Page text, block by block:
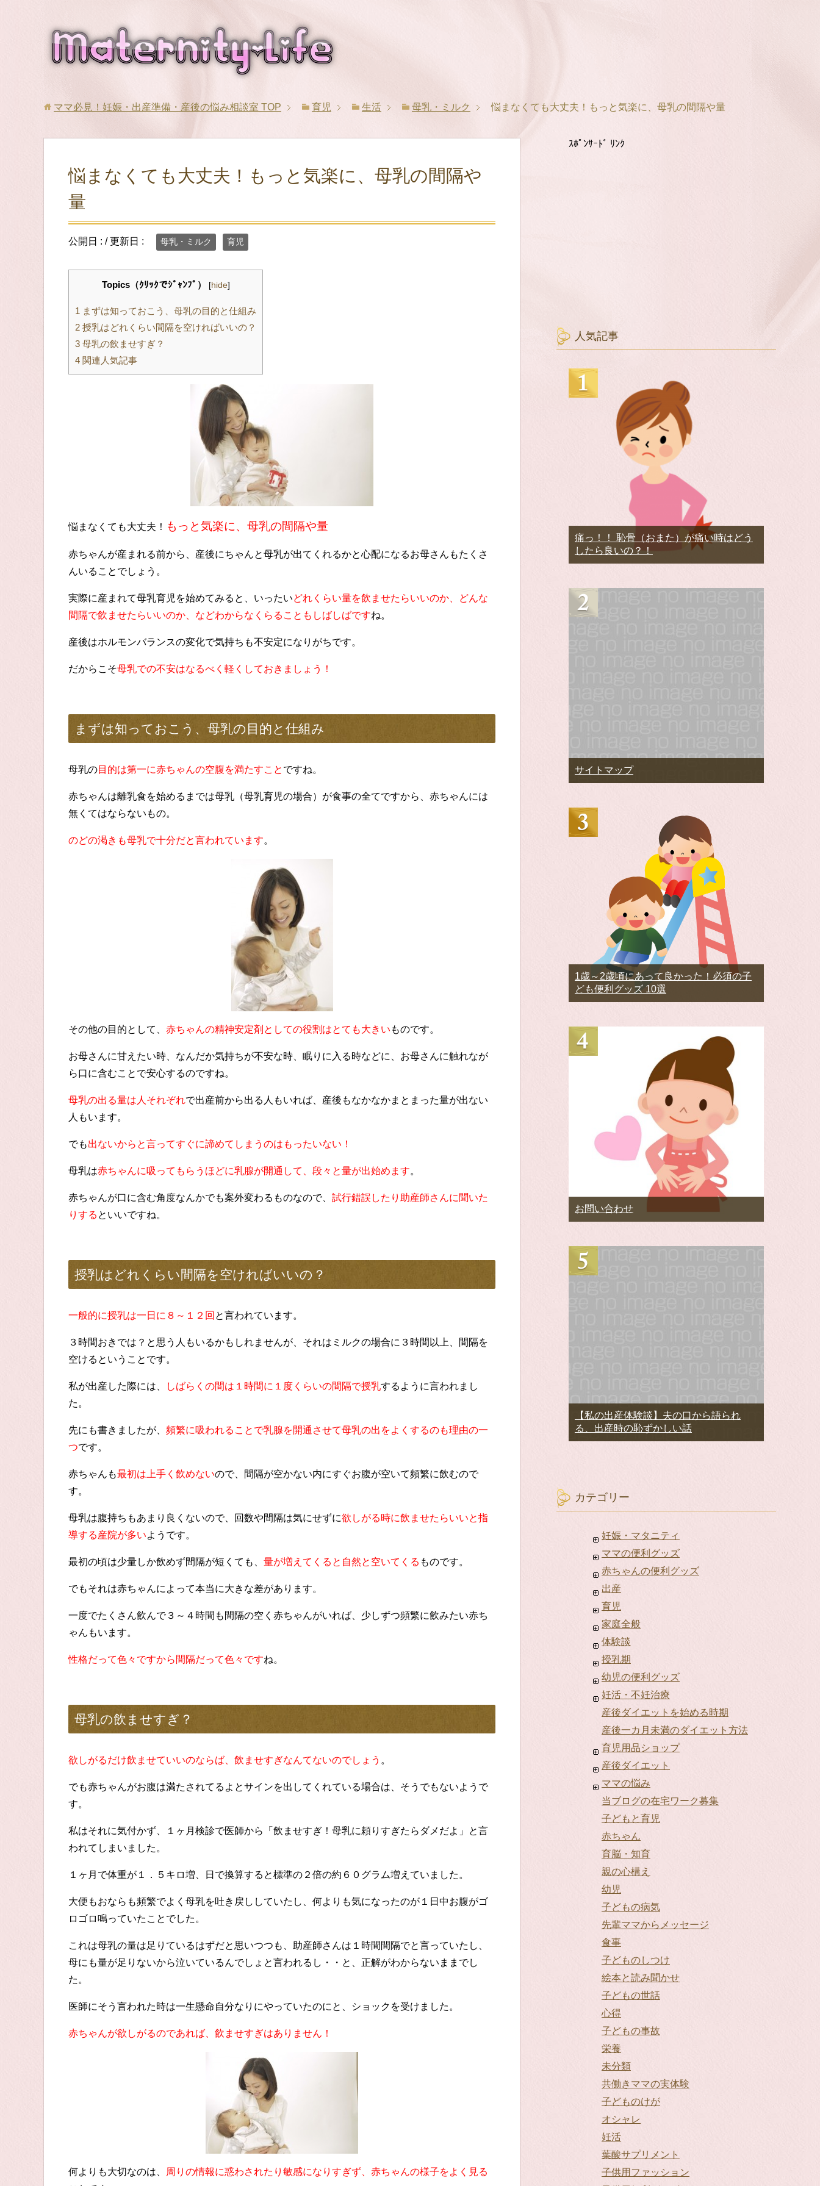
ママ必見！妊娠・出産準備・産後の悩み相談室 TOP 育児 生活 母乳・ミルク 悩まなくても大丈夫！もっと気楽に、母乳の間隔や量
悩まなくても大丈夫！もっと気楽に、母乳の間隔や
量
公開日 : / 更新日 : 母乳・ミルク 育児
Topics（ｸﾘｯｸでｼﾞｬﾝﾌﾟ） [hide]
1 まずは知っておこう、母乳の目的と仕組み
2 授乳はどれくらい間隔を空ければいいの？
3 母乳の飲ませすぎ？
4 関連人気記事
悩まなくても大丈夫！ もっと気楽に、母乳の間隔や量
赤ちゃんが産まれる前から、産後にちゃんと母乳が出てくれるかと心配になるお母さんもたくさ
んいることでしょう。
実際に産まれて母乳育児を始めてみると、いったいどれくらい量を飲ませたらいいのか、どんな
間隔で飲ませたらいいのか、などわからなくらることもしばしばですね。
産後はホルモンバランスの変化で気持ちも不安定になりがちです。
だからこそ母乳での不安はなるべく軽くしておきましょう！
まずは知っておこう、母乳の目的と仕組み
母乳の目的は第一に赤ちゃんの空腹を満たすこと ですね。
赤ちゃんは離乳食を始めるまでは母乳（母乳育児の場合）が食事の全てですから、赤ちゃんには
無くてはならないもの。
のどの渇きも母乳で十分だと言われています。
その他の目的として、 赤ちゃんの精神安定剤としての役割はとても大きい ものです。
お母さんに甘えたい時、なんだか気持ちが不安な時、眠りに入る時などに、お母さんに触れなが
ら口に含むことで安心するのですね。
母乳の出る量は人それぞれで出産前から出る人もいれば、産後もなかなかまとまった量が出ない
人もいます。
でも出ないからと言ってすぐに諦めてしまうのはもったいない！
母乳は赤ちゃんに吸ってもらうほどに乳腺が開通して、段々と量が出始めます。
赤ちゃんが口に含む角度なんかでも案外変わるものなので、 試行錯誤したり助産師さんに聞いた
りする といいですね。
授乳はどれくらい間隔を空ければいいの？
一般的に授乳は一日に８～１２回 と言われています。
３時間おきでは？と思う人もいるかもしれませんが、それはミルクの場合に３時間以上、間隔を
空けるということです。
私が出産した際には、 しばらくの間は１時間に１度くらいの間隔で授乳するように言われまし
た。
先にも書きましたが、 頻繁に吸われることで乳腺を開通させて母乳の出をよくするのも理由の一
つです。
赤ちゃんも最初は上手く飲めないので、間隔が空かない内にすぐお腹が空いて頻繁に飲むので
す。
母乳は腹持ちもあまり良くないので、回数や間隔は気にせずに欲しがる時に飲ませたらいいと指
導する産院が多いようです。
最初の頃は少量しか飲めず間隔が短くても、 量が増えてくると自然と空いてくる ものです。
でもそれは赤ちゃんによって本当に大きな差があります。
一度でたくさん飲んで３～４時間も間隔の空く赤ちゃんがいれば、少しずつ頻繁に飲みたい赤ち
ゃんもいます。
性格だって色々ですから間隔だって色々ですね。
母乳の飲ませすぎ？
欲しがるだけ飲ませていいのならば、飲ませすぎなんてないのでしょう 。
でも赤ちゃんがお腹は満たされてるよとサインを出してくれている場合は、そうでもないようで
す。
私はそれに気付かず、１ヶ月検診で医師から「飲ませすぎ！母乳に頼りすぎたらダメだよ」と言
われてしまいました。
１ヶ月で体重が１．５キロ増、日で換算すると標準の２倍の約６０グラム増えていました。
大便もおならも頻繁でよく母乳を吐き戻ししていたし、何よりも気になったのが１日中お腹がゴ
ロゴロ鳴っていたことでした。
これは母乳の量は足りているはずだと思いつつも、助産師さんは１時間間隔でと言っていたし、
母にも量が足りないから泣いているんでしょと言われるし・・と、正解がわからないままでし
た。
医師にそう言われた時は一生懸命自分なりにやっていたのにと、ショックを受けました。
赤ちゃんが欲しがるのであれば、飲ませすぎはありません！
何よりも大切なのは、
周りの情報に惑わされたり敏感になりすぎず、赤ちゃんの様子をよく見る
ｽﾎﾟﾝｻｰﾄﾞ ﾘﾝｸ
人気記事
痛っ！！ 恥骨（おまた）が痛い時はどう
したら良いの？！
サイトマップ
1歳～2歳頃にあって良かった！必須の子
ども便利グッズ 10選
お問い合わせ
【私の出産体験談】夫の口から語られ
る、出産時の恥ずかしい話
カテゴリー
妊娠・マタニティ
ママの便利グッズ
赤ちゃんの便利グッズ
出産
育児
家庭全般
体験談
授乳期
幼児の便利グッズ
妊活・不妊治療
産後ダイエットを始める時期
産後一カ月未満のダイエット方法
育児用品ショップ
産後ダイエット
ママの悩み
当ブログの在宅ワーク募集
子どもと育児
赤ちゃん
育脳・知育
親の心構え
幼児
子どもの病気
先輩ママからメッセージ
食事
子どものしつけ
絵本と読み聞かせ
子どもの世話
心得
子どもの事故
栄養
未分類
共働きママの実体験
子どものけが
オシャレ
妊活
葉酸サプリメント
子供用ファッション